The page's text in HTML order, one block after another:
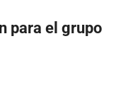
para el grupo